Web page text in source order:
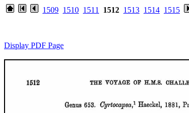
1509 1510 1511 1512 1513 1514 1515
Display PDF Page